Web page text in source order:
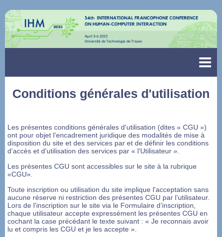
Conditions générales d'utilisation
Les présentes conditions générales d'utilisation (dites « CGU »)
ont pour objet l'encadrement juridique des modalités de mise à
disposition du site et des services par et de définir les conditions
d’accès et d’utilisation des services par « l'Utilisateur ».
Les présentes CGU sont accessibles sur le site à la rubrique
«CGU».
Toute inscription ou utilisation du site implique l'acceptation sans
aucune réserve ni restriction des présentes CGU par l’utilisateur.
Lors de l'inscription sur le site via le Formulaire d’inscription,
chaque utilisateur accepte expressément les présentes CGU en
cochant la case précédant le texte suivant : « Je reconnais avoir
lu et compris les CGU et je les accepte ».